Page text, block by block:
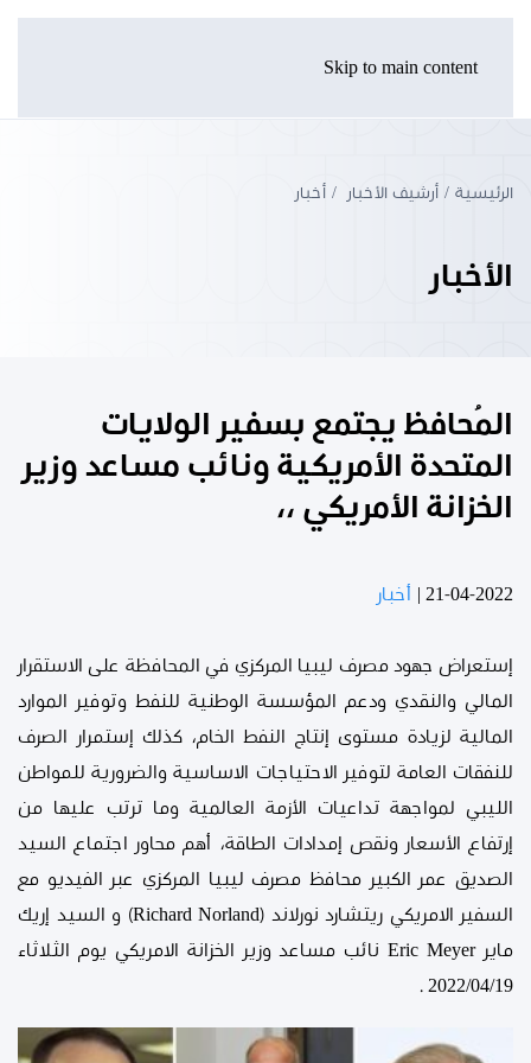
Skip to main content
الرئيسية أرشيف الأخبار أخبار
الأخبار
المُحافظ يجتمع بسفير الولايات
المتحدة الأمريكية ونائب مساعد وزير
الخزانة الأمريكي ،،
21-04-2022 أخبار
إستعراض جهود مصرف ليبيا المركزي في المحافظة على الاستقرار
المالي والنقدي ودعم المؤسسة الوطنية للنفط وتوفير الموارد
المالية لزيادة مستوى إنتاج النفط الخام، كذلك إستمرار الصرف
للنفقات العامة لتوفير الاحتياجات الاساسية والضرورية للمواطن
الليبي لمواجهة تداعيات الأزمة العالمية وما ترتب عليها من
إرتفاع الأسعار ونقص إمدادات الطاقة، أهم محاور اجتماع السيد
الصديق عمر الكبير محافظ مصرف ليبيا المركزي عبر الفيديو مع
السفير الامريكي ريتشارد نورلاند (Richard Norland) و السيد إريك
ماير Eric Meyer نائب مساعد وزير الخزانة الامريكي يوم الثلاثاء
2022/04/19 .